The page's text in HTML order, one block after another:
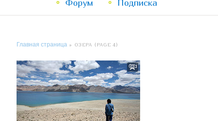
к
к
Форум Подписка
Главная страница » ОЗЕРА (PAGE 4)